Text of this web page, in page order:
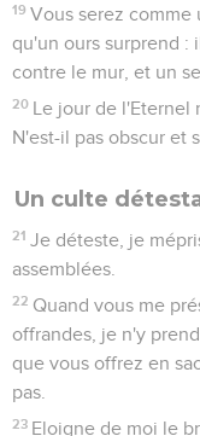
19 Vous serez
qu'un ours surprend :
contre le mur, et un
20 Le jour de l'Eternel
N'est-il pas obscur et
Un culte
21 Je déteste, je
assemblées.
22 Quand vous me
offrandes, je n'y
que vous offrez en
pas.
23 Eloigne de moi le